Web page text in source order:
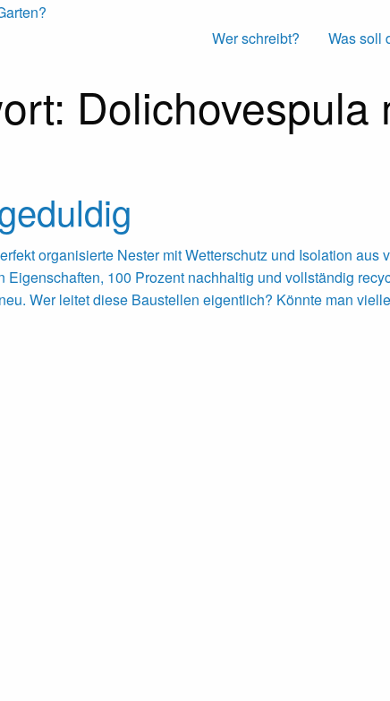
Wer schreibt? Was soll
Dolichovespula
organisierte Nester mit Wetterschutz und Isolation aus
Eigenschaften, 100 Prozent nachhaltig und vollständig
Wer leitet diese Baustellen eigentlich? Könnte man